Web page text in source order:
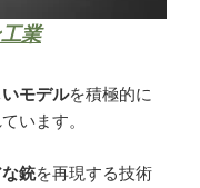
業
モデルを積極的に
います。
銃を再現する技術